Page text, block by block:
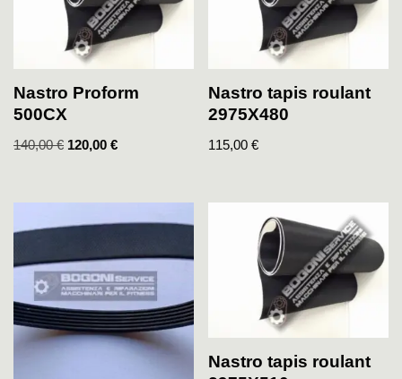
Nastro Proform
500CX
140,00€ 120,00 €
Nastro tapis roulant
2975X480
115,00€
Nastro tapis roulant